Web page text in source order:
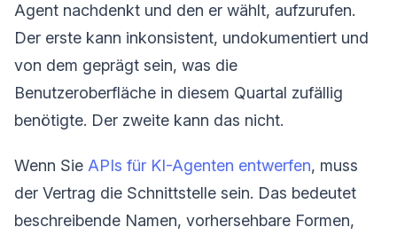
Agent nachdenkt und den er wählt, aufzurufen.
Der erste kann inkonsistent, undokumentiert und
von dem geprägt sein, was die
Benutzeroberfläche in diesem Quartal zufällig
benötigte. Der zweite kann das nicht.
Wenn Sie APIs für KI-Agenten entwerfen, muss
der Vertrag die Schnittstelle sein. Das bedeutet
beschreibende Namen, vorhersehbare Formen,